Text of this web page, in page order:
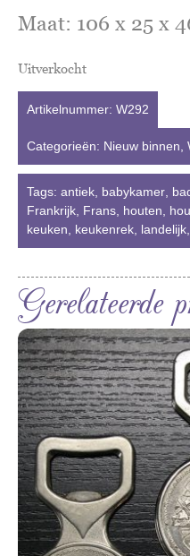
Maat: 106 x 25 x
Uitverkocht
Artikelnummer: W292
Categorieën: Nieuw binnen,
Tags: antiek, babykamer,
Frankrijk, Frans, houten,
keuken, keukenrek, landelijk,
Gerelateerde